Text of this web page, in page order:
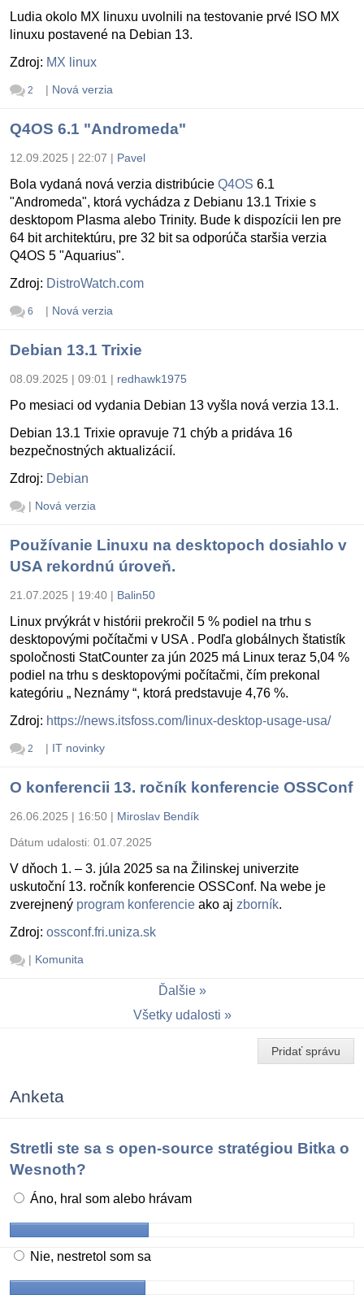
Ludia okolo MX linuxu uvolnili na testovanie prvé ISO MX
linuxu postavené na Debian 13.
Zdroj: MX linux
2 | Nová verzia
Q4OS 6.1 "Andromeda"
12.09.2025 | 22:07 | Pavel
Bola vydaná nová verzia distribúcie Q4OS 6.1
"Andromeda", ktorá vychádza z Debianu 13.1 Trixie s
desktopom Plasma alebo Trinity. Bude k dispozícii len pre
64 bit architektúru, pre 32 bit sa odporúča staršia verzia
Q4OS 5 "Aquarius".
Zdroj: DistroWatch.com
6 | Nová verzia
Debian 13.1 Trixie
08.09.2025 | 09:01 | redhawk1975
Po mesiaci od vydania Debian 13 vyšla nová verzia 13.1.
Debian 13.1 Trixie opravuje 71 chýb a pridáva 16
bezpečnostných aktualizácií.
Zdroj: Debian
| Nová verzia
Používanie Linuxu na desktopoch dosiahlo v
USA rekordnú úroveň.
21.07.2025 | 19:40 | Balin50
Linux prvýkrát v histórii prekročil 5 % podiel na trhu s
desktopovými počítačmi v USA . Podľa globálnych štatistík
spoločnosti StatCounter za jún 2025 má Linux teraz 5,04 %
podiel na trhu s desktopovými počítačmi, čím prekonal
kategóriu „ Neznámy “, ktorá predstavuje 4,76 %.
Zdroj: https://news.itsfoss.com/linux-desktop-usage-usa/
2 | IT novinky
O konferencii 13. ročník konferencie OSSConf
26.06.2025 | 16:50 | Miroslav Bendík
Dátum udalosti: 01.07.2025
V dňoch 1. – 3. júla 2025 sa na Žilinskej univerzite
uskutoční 13. ročník konferencie OSSConf. Na webe je
zverejnený program konferencie ako aj zborník.
Zdroj: ossconf.fri.uniza.sk
| Komunita
Ďalšie
Všetky udalosti
Pridať správu
Anketa
Stretli ste sa s open-source stratégiou Bitka o
Wesnoth?
Áno, hral som alebo hrávam
Nie, nestretol som sa